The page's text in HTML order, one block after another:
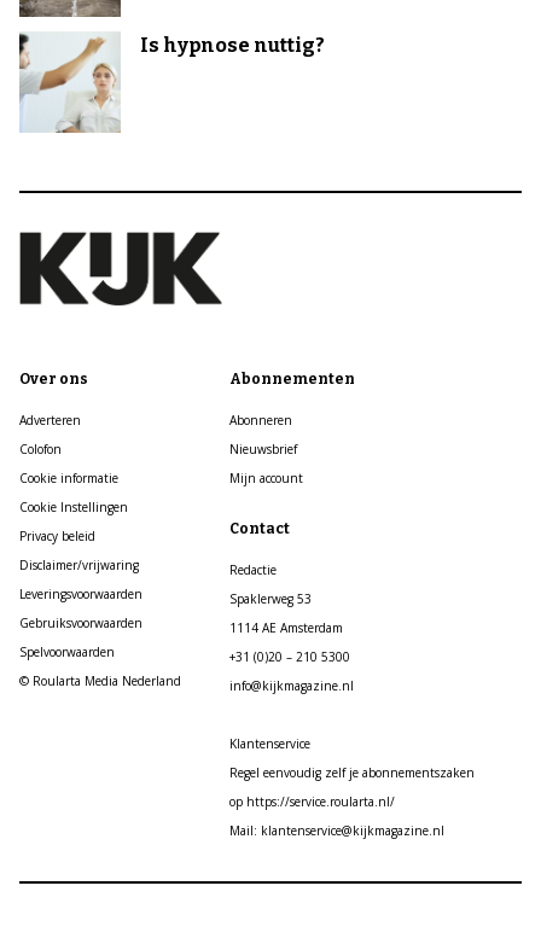
Is hypnose nuttig?
Over ons
Adverteren
Colofon
Cookie informatie
Cookie Instellingen
Privacy beleid
Disclaimer/vrijwaring
Leveringsvoorwaarden
Gebruiksvoorwaarden
Spelvoorwaarden
© Roularta Media Nederland
Abonnementen
Abonneren
Nieuwsbrief
Mijn account
Contact
Redactie
Spaklerweg 53
1114 AE Amsterdam
+31 (0)20 – 210 5300
info@kijkmagazine.nl
Klantenservice
Regel eenvoudig zelf je abonnementszaken
op https://service.roularta.nl/
Mail: klantenservice@kijkmagazine.nl